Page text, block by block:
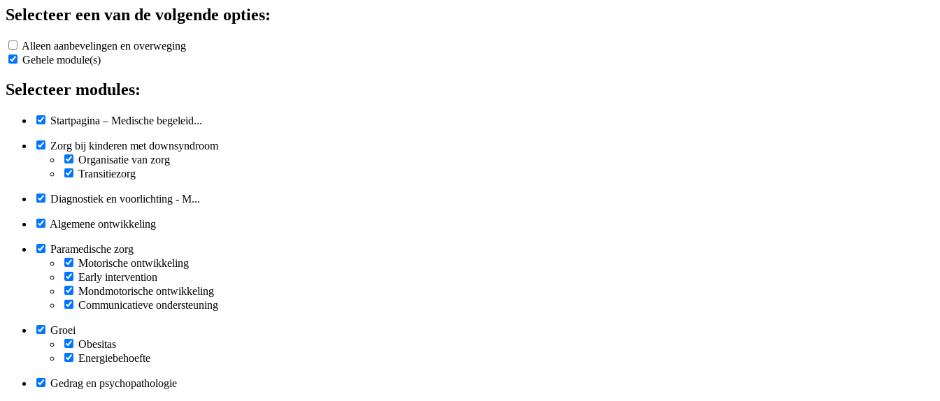
Selecteer een van de volgende opties:
Alleen aanbevelingen en overweging
Gehele module(s)
Selecteer modules:
Startpagina – Medische begeleid...
Zorg bij kinderen met downsyndroom
Organisatie van zorg
Transitiezorg
Diagnostiek en voorlichting - M...
Algemene ontwikkeling
Paramedische zorg
Motorische ontwikkeling
Early intervention
Mondmotorische ontwikkeling
Communicatieve ondersteuning
Groei
Obesitas
Energiebehoefte
Gedrag en psychopathologie